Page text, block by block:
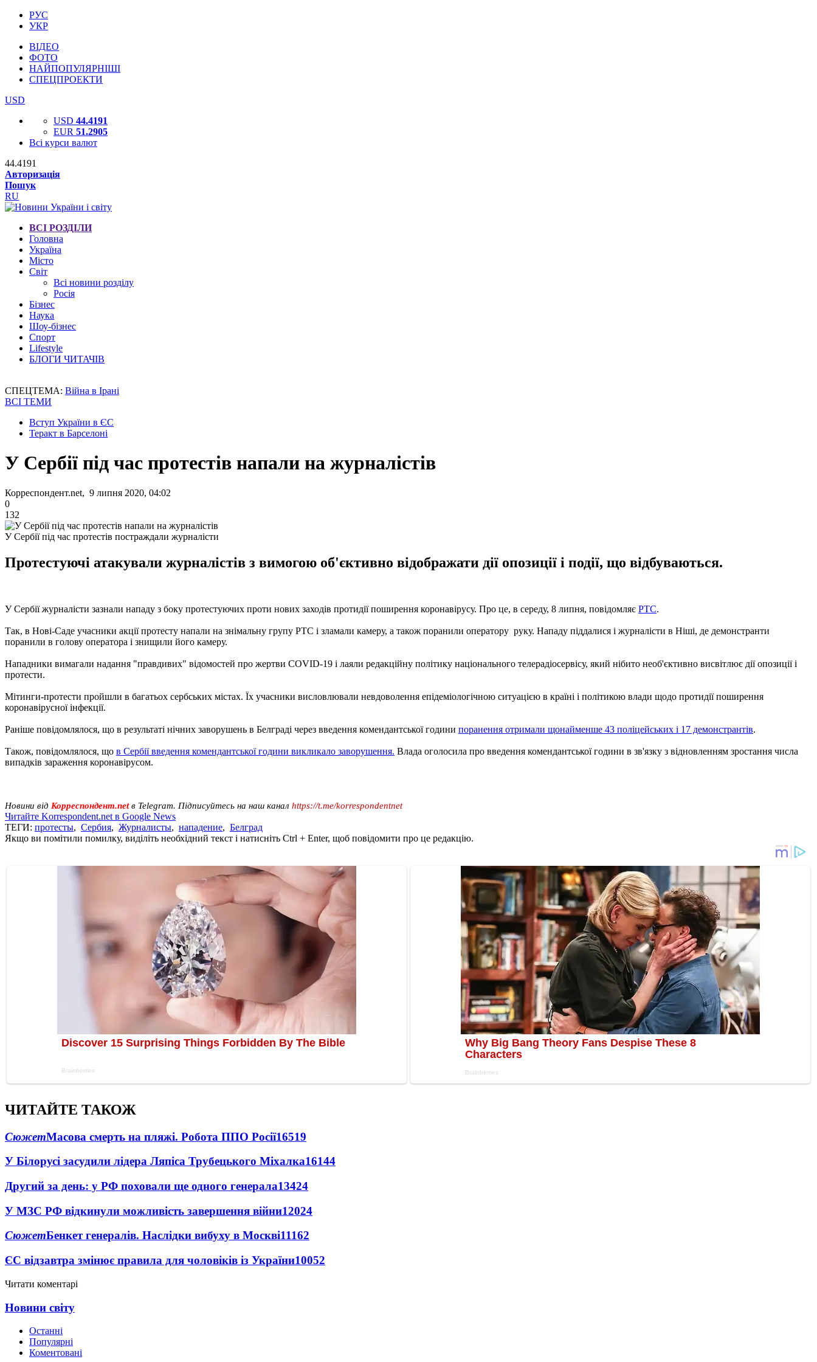
РУС
УКР
ВІДЕО
ФОТО
НАЙПОПУЛЯРНІШІ
СПЕЦПРОЕКТИ
USD
USD 44.4191
EUR 51.2905
Всі курси валют
44.4191
Авторизація
Пошук
RU
ВСІ РОЗДІЛИ
Головна
Україна
Місто
Світ
Всі новини розділу
Росія
Бізнес
Наука
Шоу-бізнес
Спорт
Lifestyle
БЛОГИ ЧИТАЧІВ
СПЕЦТЕМА: Війна в Ірані
ВСІ ТЕМИ
Вступ України в ЄС
Теракт в Барселоні
У Сербії під час протестів напали на журналістів
Корреспондент.net, 9 липня 2020, 04:02
0
132
У Сербії під час протестів постраждали журналісти
Протестуючі атакували журналістів з вимогою об'єктивно відображати дії опозиції і події, що відбуваються.
У Сербії журналісти зазнали нападу з боку протестуючих проти нових заходів протидії поширення коронавірусу. Про це, в середу, 8 липня, повідомляє PTC.
Так, в Нові-Саде учасники акції протесту напали на знімальну групу РТС і зламали камеру, а також поранили оператору руку. Нападу піддалися і журналісти в Ніші, де демонстранти
поранили в голову оператора і знищили його камеру.
Нападники вимагали надання "правдивих" відомостей про жертви COVID-19 і лаяли редакційну політику національного телерадіосервісу, який нібито необ'єктивно висвітлює дії опозиції і
протести.
Мітинги-протести пройшли в багатьох сербських містах. Їх учасники висловлювали невдоволення епідеміологічною ситуацією в країні і політикою влади щодо протидії поширення
коронавірусної інфекції.
Раніше повідомлялося, що в результаті нічних заворушень в Белграді через введення комендантської години поранення отримали щонайменше 43 поліцейських і 17 демонстрантів.
Також, повідомлялося, що в Сербії введення комендантської години викликало заворушення. Влада оголосила про введення комендантської години в зв'язку з відновленням зростання числа
випадків зараження коронавірусом.
Новини від Корреспондент.netв Telegram. Підписуйтесь на наш канал https://t.me/korrespondentnet
Читайте Korrespondent.net в Google News
ТЕГИ: протесты, Сербия, Журналисты, нападение, Белград
Якщо ви помітили помилку, виділіть необхідний текст і натисніть Ctrl + Enter, щоб повідомити про це редакцію.
ЧИТАЙТЕ ТАКОЖ
СюжетМасова смерть на пляжі. Робота ППО Росії16519
У Білорусі засудили лідера Ляпіса Трубецького Міхалка16144
Другий за день: у РФ поховали ще одного генерала13424
У МЗС РФ відкинули можливість завершення війни12024
СюжетБенкет генералів. Наслідки вибуху в Москві11162
ЄС відзавтра змінює правила для чоловіків із України10052
Читати коментарі
Новини світу
Останні
Популярні
Коментовані